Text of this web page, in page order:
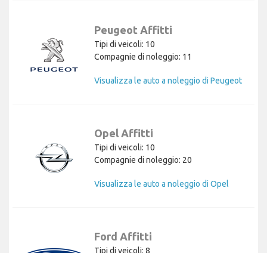
Peugeot Affitti
Tipi di veicoli: 10
Compagnie di noleggio: 11
Visualizza le auto a noleggio di Peugeot
Opel Affitti
Tipi di veicoli: 10
Compagnie di noleggio: 20
Visualizza le auto a noleggio di Opel
Ford Affitti
Tipi di veicoli: 8